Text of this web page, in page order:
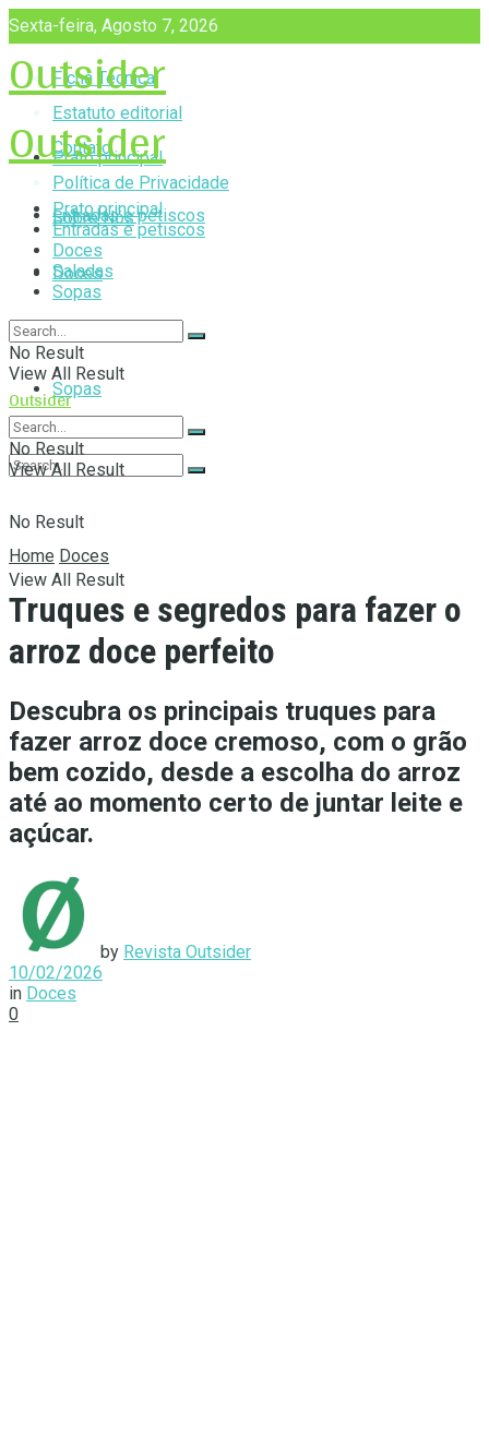
Sexta-feira, Agosto 7, 2026
Ficha Técnica
Estatuto editorial
Contato
Política de Privacidade
Sobre Nós
Outsider
Prato principal
Entradas e petiscos
Doces
Saladas
Sopas
No Result
View All Result
Outsider
Prato principal
Entradas e petiscos
Doces
Saladas
Sopas
No Result
View All Result
Outsider
No Result
View All Result
Home Doces
Truques e segredos para fazer o
arroz doce perfeito
Descubra os principais truques para
fazer arroz doce cremoso, com o grão
bem cozido, desde a escolha do arroz
até ao momento certo de juntar leite e
açúcar.
by Revista Outsider
10/02/2026
in Doces
0